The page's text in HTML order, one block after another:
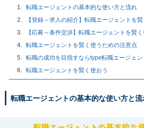
転職エージェントの基本的な使い方と流れ
【登録～求人の紹介】転職エージェントを
【応募～条件交渉】転職エージェントを賢
転職エージェントを賢く使うための注意点
転職の成功を目指すならtype転職エージェン
転職エージェントを賢く使おう
転職エージェントの基本的な使い方と流